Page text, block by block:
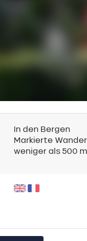
In den Bergen
Markierte
weniger als 500